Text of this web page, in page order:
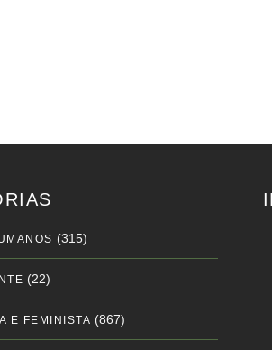
(315)
(22)
E FEMINISTA (867)